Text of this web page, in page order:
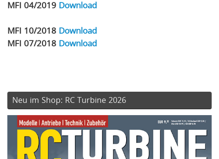
MFI 04/2019 Download
MFI 10/2018 Download
MFI 07/2018 Download
Neu im Shop: RC Turbine 2026